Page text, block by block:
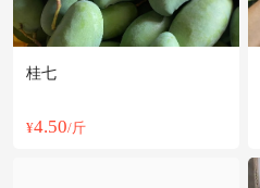
桂七
¥4.50/斤